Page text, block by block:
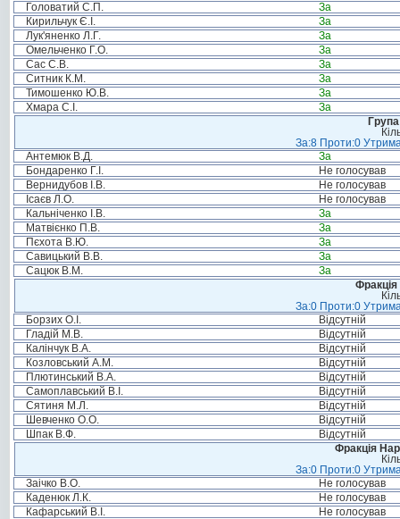
Головатий С.П.
За
Кирильчук Є.І.
За
Лук'яненко Л.Г.
За
Омельченко Г.О.
За
Сас С.В.
За
Ситник К.М.
За
Тимошенко Ю.В.
За
Хмара С.І.
За
За:8 Проти:0
Антемюк В.Д.
За
Бондаренко Г.І.
Не голосував
Вернидубов І.В.
Не голосував
Ісаєв Л.О.
Не голосував
Кальніченко І.В.
За
Матвієнко П.В.
За
Пєхота В.Ю.
За
Савицький В.В.
За
Сацюк В.М.
За
Фракція
За:0 Проти:0
Борзих О.І.
Відсутній
Гладій М.В.
Відсутній
Калінчук В.А.
Відсутній
Козловський А.М.
Відсутній
Плютинський В.А.
Відсутній
Самоплавський В.І.
Відсутній
Сятиня М.Л.
Відсутній
Шевченко О.О.
Відсутній
Шпак В.Ф.
Відсутній
Фракція
За:0 Проти:0
Заічко В.О.
Не голосував
Каденюк Л.К.
Не голосував
Кафарський В.І.
Не голосував